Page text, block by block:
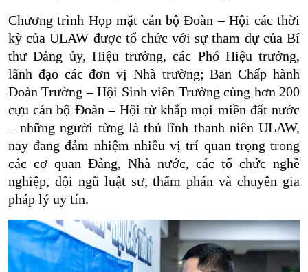
Chương trình Họp mặt cán bộ Đoàn – Hội các thời
kỳ của ULAW được tổ chức với sự tham dự của Bí
thư Đảng ủy, Hiệu trưởng, các Phó Hiệu trưởng,
lãnh đạo các đơn vị Nhà trường; Ban Chấp hành
Đoàn Trường – Hội Sinh viên Trường cùng hơn 200
cựu cán bộ Đoàn – Hội từ khắp mọi miền đất nước
– những người từng là thủ lĩnh thanh niên ULAW,
nay đang đảm nhiệm nhiều vị trí quan trọng trong
các cơ quan Đảng, Nhà nước, các tổ chức nghề
nghiệp, đội ngũ luật sư, thẩm phán và chuyên gia
pháp lý uy tín.